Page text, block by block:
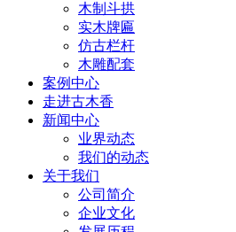
木制斗拱
实木牌匾
仿古栏杆
木雕配套
案例中心
走进古木香
新闻中心
业界动态
我们的动态
关于我们
公司简介
企业文化